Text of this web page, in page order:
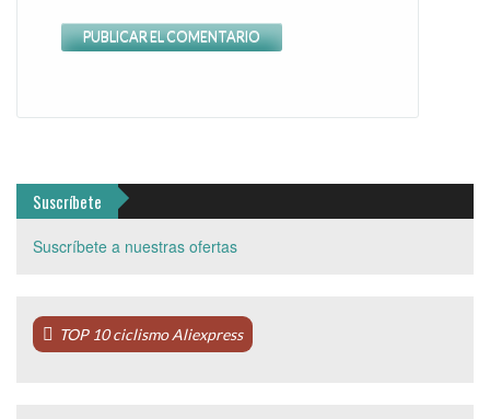
Suscríbete
Suscríbete a nuestras ofertas
TOP 10 ciclismo Aliexpress